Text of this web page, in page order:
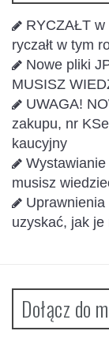
RYCZAŁT
ryczałt w tym
Nowe pliki
MUSISZ
UWAGA!
zakupu, nr
kaucyjny
musisz
uzyskać, jak je
Dołącz do